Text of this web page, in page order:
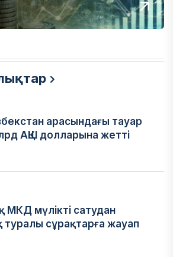
арасындағы тауар
АҚШ долларына жетті
мүлікті сатудан
сұрақтарға жауап